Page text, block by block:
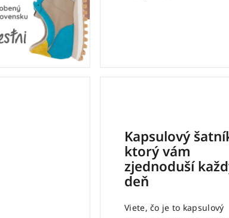
Kapsulový
ktorý vám
zjednoduší
deň
Viete, čo je to kapsulový